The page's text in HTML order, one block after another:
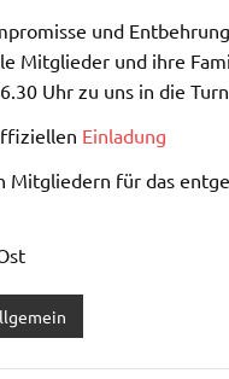
und
Mitglieder und ihre
Uhr zu uns in die
Einladung
Mitgliedern für das